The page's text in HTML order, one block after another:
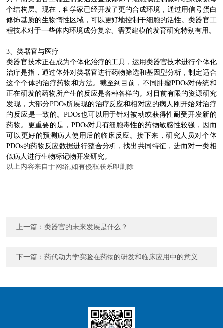
个结构层。现在，科学家已经开发了更的合成环境，通过用信号蛋白
修饰基质的生物惰性区域，可以更好地控制干细胞的活性。类器官工
程技术对于一些体内环境成分复杂、需要建模的发育研究特别有用。
3、类器官与医疗
类器官技术正在成为个体化治疗的工具，运用类器官技术进行个体化
治疗是指，通过体外对类器官进行药物筛选和基因型分析，制定适合
这个个体的治疗药物和方法。截至到目前，不同肿瘤PDOs对传统和
正在研发的药物所产生的反应是各种各样的。对目前有限的资源研究
发现，大部分PDOs所展现的治疗反应和相对应的病人刚开始对治疗
的反应是一致的。PDOs也可以用于针对被动或获得性耐受开发新的
药物。更重要的是，PDOs对具有细胞毒性的药物敏感性较强，因而
可以更好的预测病人使用后的临床反应。接下来，研究人员对个体
PDOs的药物反应数据进行整合分析，找出共同特征，进而对一类相
似病人进行生物标记物开发研究。
以上内容来自于网络,如有侵权联系即删除
上一篇：类器官的未来发展是什么？
下一篇：药代动力学实验在药物的研发和临床应用中的意义